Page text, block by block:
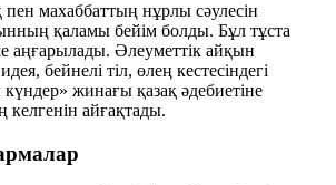
махаббаттың нұрлы сәулесін
қаламы бейім болды. Бұл тұста
аңғарылады. Әлеуметтік айқын
бейнелі тіл, өлең кестесіндегі
жинағы қазақ әдебиетіне
келгенін айғақтады.